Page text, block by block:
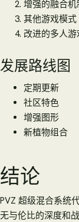
增强的融合机
其他游戏模式
改进的多人
发展路线图
定期更新
社区特色
增强图形
新植物组合
结论
PVZ 超级混合系统
无与伦比的深度和